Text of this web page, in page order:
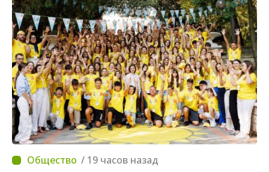
/ 19 часов назад